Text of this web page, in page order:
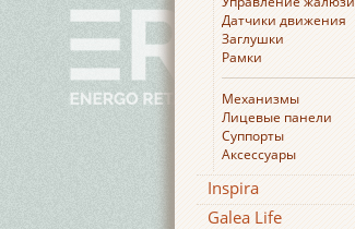
Датчики движения
Заглушки
Рамки
Механизмы
Лицевые панели
Суппорты
Аксессуары
Inspira
Galea Life